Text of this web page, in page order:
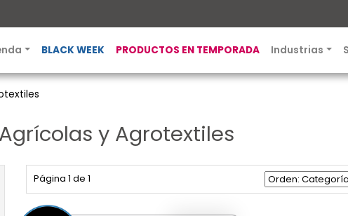
BLACK WEEK PRODUCTOS EN TEMPORADA Industrias
y Agrotextiles
Página 1 de 1